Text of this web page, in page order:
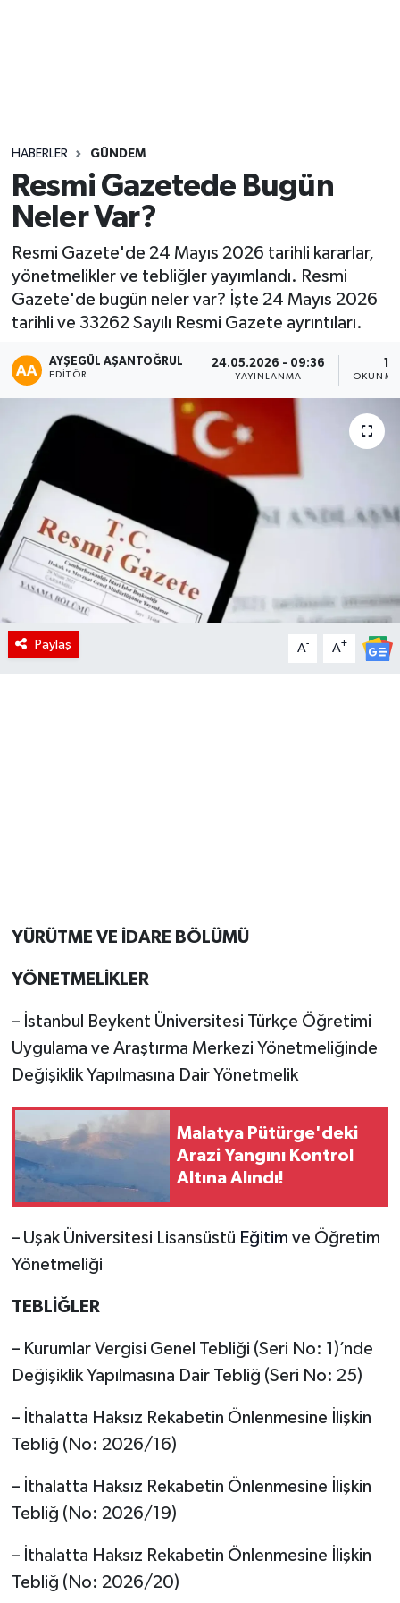
HABERLER GÜNDEM
Resmi Gazetede Bugün
Neler Var?
Resmi Gazete'de 24 Mayıs 2026 tarihli kararlar,
yönetmelikler ve tebliğler yayımlandı. Resmi
Gazete'de bugün neler var? İşte 24 Mayıs 2026
tarihli ve 33262 Sayılı Resmi Gazete ayrıntıları.
AYŞEGÜL AŞANTOĞRUL
EDITÖR
24.05.2026 - 09:36
YAYINLANMA
1
Paylaş A- A+
YÜRÜTME VE İDARE BÖLÜMÜ
YÖNETMELİKLER
– İstanbul Beykent Üniversitesi Türkçe Öğretimi
Uygulama ve Araştırma Merkezi Yönetmeliğinde
Değişiklik Yapılmasına Dair Yönetmelik
Malatya Pütürge'deki
Arazi Yangını Kontrol
Altına Alındı!
– Uşak Üniversitesi Lisansüstü Eğitim ve Öğretim
Yönetmeliği
TEBLİĞLER
– Kurumlar Vergisi Genel Tebliği (Seri No: 1)’nde
Değişiklik Yapılmasına Dair Tebliğ (Seri No: 25)
– İthalatta Haksız Rekabetin Önlenmesine İlişkin
Tebliğ (No: 2026/16)
– İthalatta Haksız Rekabetin Önlenmesine İlişkin
Tebliğ (No: 2026/19)
– İthalatta Haksız Rekabetin Önlenmesine İlişkin
Tebliğ (No: 2026/20)
Yaşam